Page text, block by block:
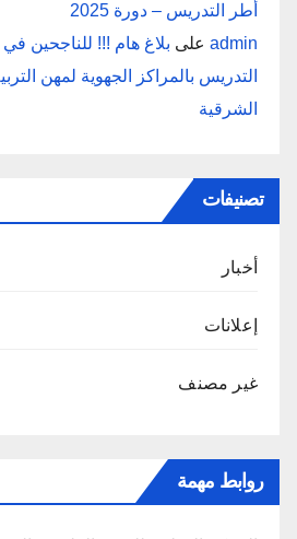
أطر التدريس – دورة 2025
admin على بلاغ هام !!! للناجحين
التدريس بالمراكز الجهوية لمهن
الشرقية
تصنيفات
أخبار
إعلانات
غير مصنف
روابط مهمة